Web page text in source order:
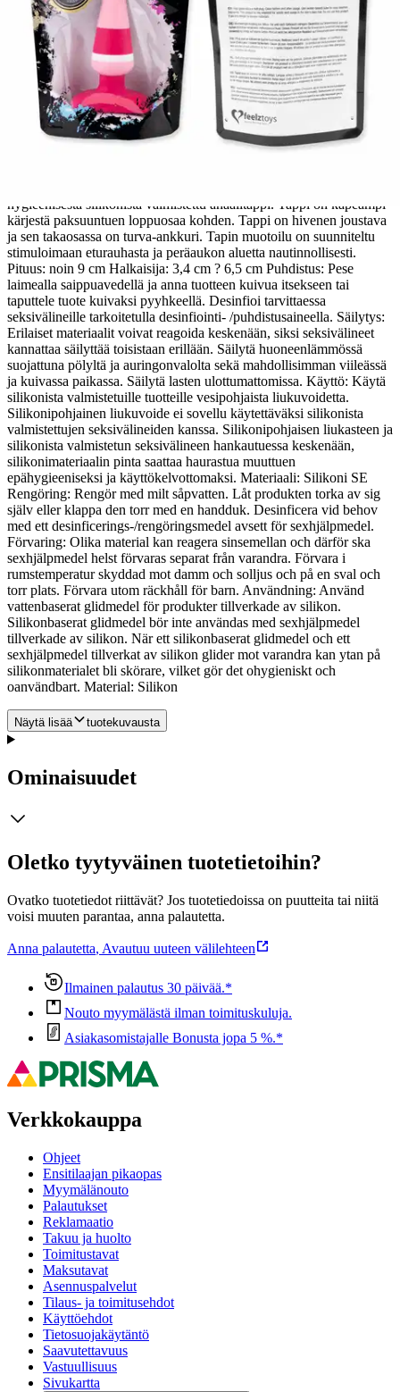
Tuotekuvaus
hygieenisestä silikonista valmistettu anaalitappi. Tappi on kapeampi
kärjestä paksuuntuen loppuosaa kohden. Tappi on hivenen joustava
ja sen takaosassa on turva-ankkuri. Tapin muotoilu on suunniteltu
stimuloimaan eturauhasta ja peräaukon aluetta nautinnollisesti.
Pituus: noin 9 cm Halkaisija: 3,4 cm ? 6,5 cm Puhdistus: Pese
laimealla saippuavedellä ja anna tuotteen kuivua itsekseen tai
taputtele tuote kuivaksi pyyhkeellä. Desinfioi tarvittaessa
seksivälineille tarkoitetulla desinfiointi- /puhdistusaineella. Säilytys:
Erilaiset materiaalit voivat reagoida keskenään, siksi seksivälineet
kannattaa säilyttää toisistaan erillään. Säilytä huoneenlämmössä
suojattuna pölyltä ja auringonvalolta sekä mahdollisimman viileässä
ja kuivassa paikassa. Säilytä lasten ulottumattomissa. Käyttö: Käytä
silikonista valmistetuille tuotteille vesipohjaista liukuvoidetta.
Silikonipohjainen liukuvoide ei sovellu käytettäväksi silikonista
valmistettujen seksivälineiden kanssa. Silikonipohjaisen liukasteen ja
silikonista valmistetun seksivälineen hankautuessa keskenään,
silikonimateriaalin pinta saattaa haurastua muuttuen
epähygieeniseksi ja käyttökelvottomaksi. Materiaali: Silikoni SE
Rengöring: Rengör med milt såpvatten. Låt produkten torka av sig
själv eller klappa den torr med en handduk. Desinficera vid behov
med ett desinficerings-/rengöringsmedel avsett för sexhjälpmedel.
Förvaring: Olika material kan reagera sinsemellan och därför ska
sexhjälpmedel helst förvaras separat från varandra. Förvara i
rumstemperatur skyddad mot damm och solljus och på en sval och
torr plats. Förvara utom räckhåll för barn. Användning: Använd
vattenbaserat glidmedel för produkter tillverkade av silikon.
Silikonbaserat glidmedel bör inte användas med sexhjälpmedel
tillverkade av silikon. När ett silikonbaserat glidmedel och ett
sexhjälpmedel tillverkat av silikon glider mot varandra kan ytan på
silikonmaterialet bli skörare, vilket gör det ohygieniskt och
oanvändbart. Material: Silikon
Näytä lisää tuotekuvausta
Ominaisuudet
Oletko tyytyväinen tuotetietoihin?
Ovatko tuotetiedot riittävät? Jos tuotetiedoissa on puutteita tai niitä
voisi muuten parantaa, anna palautetta.
Anna palautetta, Avautuu uuteen välilehteen
Ilmainen palautus 30 päivää.*
Nouto myymälästä ilman toimituskuluja.
Asiakasomistajalle Bonusta jopa 5 %.*
Verkkokauppa
Ohjeet
Ensitilaajan pikaopas
Myymälänouto
Palautukset
Reklamaatio
Takuu ja huolto
Toimitustavat
Maksutavat
Asennuspalvelut
Tilaus- ja toimitusehdot
Käyttöehdot
Tietosuojakäytäntö
Saavutettavuus
Vastuullisuus
Sivukartta